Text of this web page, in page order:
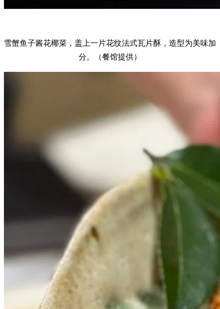
雪蟹鱼子酱花椰菜，盖上一片花纹法式瓦片酥，造型为美味加
分。（餐馆提供）